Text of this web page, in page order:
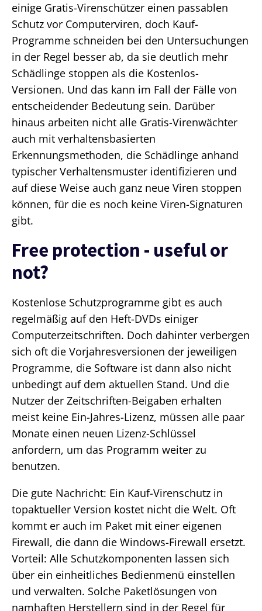
einige Gratis-Virenschützer einen passablen
Schutz vor Computerviren, doch Kauf-
Programme schneiden bei den Untersuchungen
in der Regel besser ab, da sie deutlich mehr
Schädlinge stoppen als die Kostenlos-
Versionen. Und das kann im Fall der Fälle von
entscheidender Bedeutung sein. Darüber
hinaus arbeiten nicht alle Gratis-Virenwächter
auch mit verhaltensbasierten
Erkennungsmethoden, die Schädlinge anhand
typischer Verhaltensmuster identifizieren und
auf diese Weise auch ganz neue Viren stoppen
können, für die es noch keine Viren-Signaturen
gibt.
Free protection - useful or
not?
Kostenlose Schutzprogramme gibt es auch
regelmäßig auf den Heft-DVDs einiger
Computerzeitschriften. Doch dahinter verbergen
sich oft die Vorjahresversionen der jeweiligen
Programme, die Software ist dann also nicht
unbedingt auf dem aktuellen Stand. Und die
Nutzer der Zeitschriften-Beigaben erhalten
meist keine Ein-Jahres-Lizenz, müssen alle paar
Monate einen neuen Lizenz-Schlüssel
anfordern, um das Programm weiter zu
benutzen.
Die gute Nachricht: Ein Kauf-Virenschutz in
topaktueller Version kostet nicht die Welt. Oft
kommt er auch im Paket mit einer eigenen
Firewall, die dann die Windows-Firewall ersetzt.
Vorteil: Alle Schutzkomponenten lassen sich
über ein einheitliches Bedienmenü einstellen
und verwalten. Solche Paketlösungen von
namhaften Herstellern sind in der Regel für